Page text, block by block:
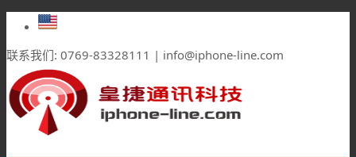
联系我们: 0769-83328111 | info@iphone-line.com